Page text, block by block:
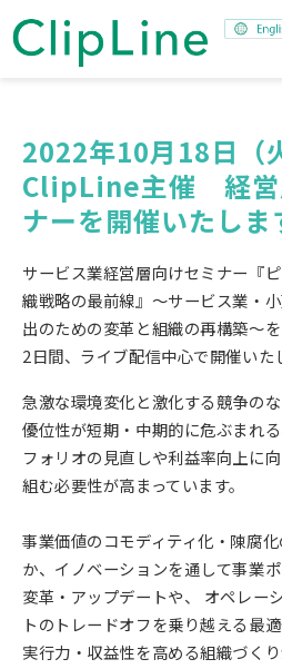
事業紹介
ミッショ
ニュース
採用情報
2022年10月18日（
ClipLine主催　経営
ナーを開催いたしま
サービス業経営層向けセミナー『
織戦略の最前線』～サービス業・
出のための変革と組織の再構築～
2日間、ライブ配信中心で開催いた
急激な環境変化と激化する競争の
優位性が短期・中期的に危ぶまれ
フォリオの見直しや利益率向上に
組む必要性が高まっています。
事業価値のコモディティ化・陳腐
か、イノベーションを通して事業
変革・アップデートや、 オペレー
トのトレードオフを乗り越える最
実行力・収益性を高める組織づくり